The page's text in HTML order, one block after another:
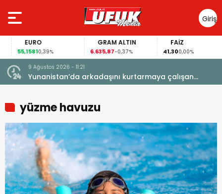
Giriş
Yap
EURO
55,15810,39%
GRAM ALTIN
6.635,87-0,37%
FAİZ
41,300,00%
9 Ağustos 2026 - 11:21
Yunanistan’da arkadaşını kurtarmaya çalışan
Hollandalı kadın hayatını kaybetti
yüzme havuzu